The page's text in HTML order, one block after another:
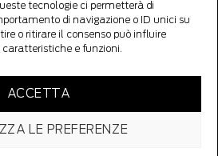
tecnologie ci permetterà di
di navigazione o ID unici su
o ritirare il consenso può influire
e funzioni.
ACCETTA
LE PREFERENZE
Tutti i diritti riservati. SEIK OÜ srl, Codice
10151 Tallinn Estonia